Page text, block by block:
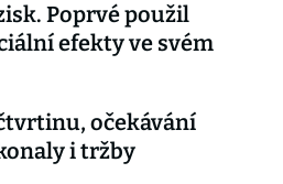
Poprvé použil
efekty ve svém
očekávání
i tržby